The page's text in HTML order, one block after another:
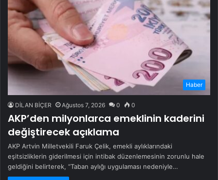
Haber
DİLAN BİÇER Ağustos 7, 2026 0 0
AKP’den milyonlarca emeklinin kaderini
değiştirecek açıklama
AKP Artvin Milletvekili Faruk Çelik, emekli aylıklarındaki
eşitsizliklerin giderilmesi için intibak düzenlemesinin zorunlu hale
geldiğini belirterek, “Taban aylığı uygulaması nedeniyle…